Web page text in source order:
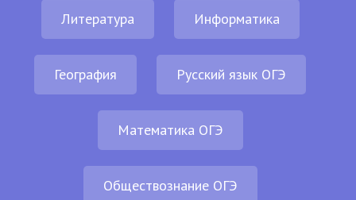
Литература Информатика
География Русский язык ОГЭ
Математика ОГЭ
Обществознание ОГЭ